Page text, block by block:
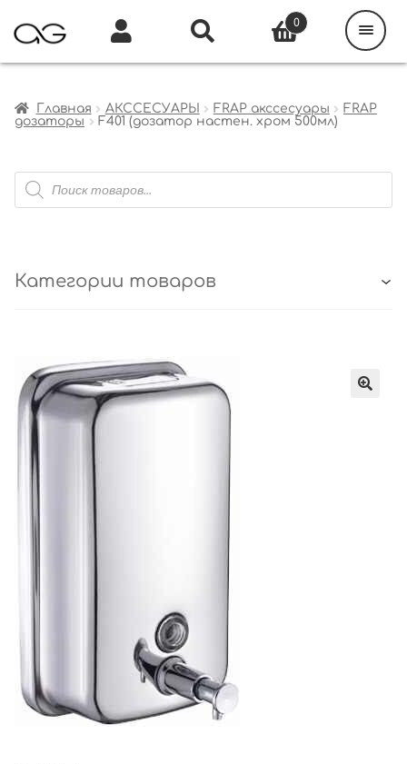
Главная АКССЕСУАРЫ FRAP акссесуары
FRAP
дозаторы
F401 (дозатор настен. хром 500мл)
Поиск
товаров
Категории товаров
0